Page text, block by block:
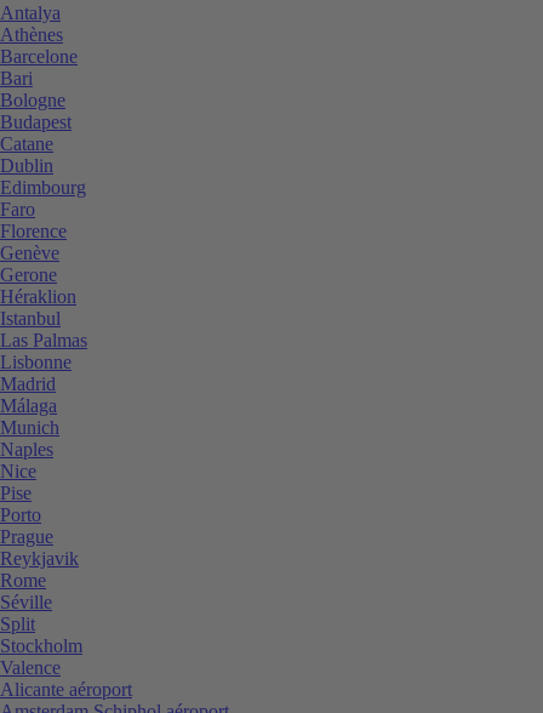
Antalya
Athènes
Barcelone
Bari
Bologne
Budapest
Catane
Dublin
Edimbourg
Faro
Florence
Genève
Gerone
Héraklion
Istanbul
Las Palmas
Lisbonne
Madrid
Málaga
Munich
Naples
Nice
Pise
Porto
Prague
Reykjavik
Rome
Séville
Split
Stockholm
Valence
Alicante aéroport